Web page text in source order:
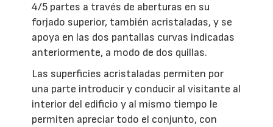
4/5 partes a través de aberturas en su
forjado superior, también acristaladas, y se
apoya en las dos pantallas curvas indicadas
anteriormente, a modo de dos quillas.
Las superficies acristaladas permiten por
una parte introducir y conducir al visitante al
interior del edificio y al mismo tiempo le
permiten apreciar todo el conjunto, con